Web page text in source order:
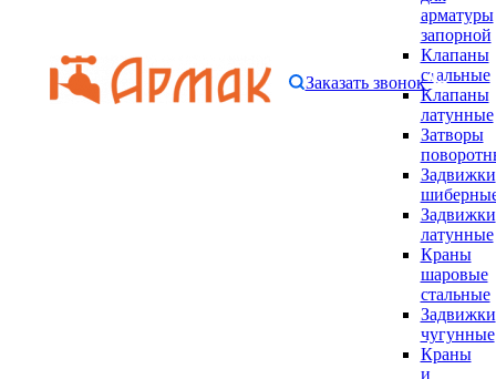
арматуры
запорной
Клапаны
стальные
Клапаны
латунные
Затворы
Задвижки
Задвижки
латунные
Краны
шаровые
стальные
Задвижки
чугунные
Краны
и
Заказать звонок